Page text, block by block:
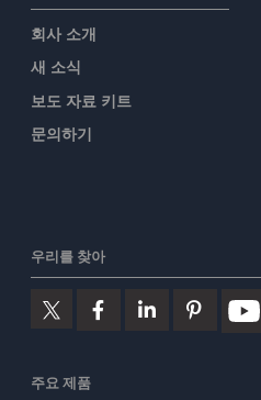
회사 소개
새 소식
보도 자료 키트
문의하기
우리를 찾아
주요 제품